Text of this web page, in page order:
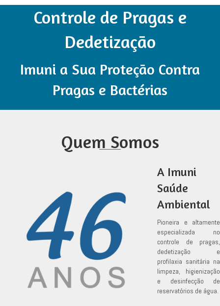
Controle de Pragas e
Dedetização
Imuni a Sua Proteção Contra
Pragas e Bactérias
Quem Somos
A Imuni
Saúde
Ambiental
Pioneira e altamente
especializada no
controle de pragas,
dedetização e
profilaxia sanitária na
limpeza, higienização
e desinfecção de
reservatórios de água.